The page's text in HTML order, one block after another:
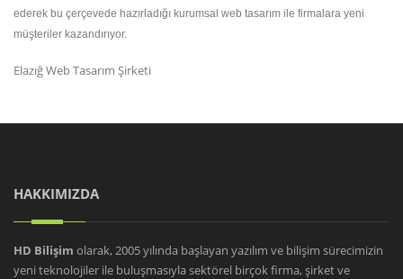
ederek bu çerçevede hazırladığı kurumsal web tasarım ile firmalara yeni
müşteriler kazandırıyor.
Elazığ Web Tasarım Şirketi
HAKKIMIZDA
HD Bilişim olarak, 2005 yılında başlayan yazılım ve bilişim sürecimizin
yeni teknolojiler ile buluşmasıyla sektörel birçok firma, şirket ve